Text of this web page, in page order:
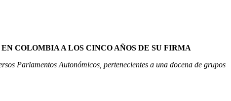
COLOMBIA A LOS CINCO AÑOS DE SU FIRMA
Parlamentos Autonómicos, pertenecientes a una docena de grupos